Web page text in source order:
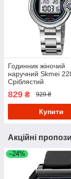
Годинник жіночий
наручний Skmei
Сріблястий
829 ₴ 929 ₴
Купити
Акційні
–24%